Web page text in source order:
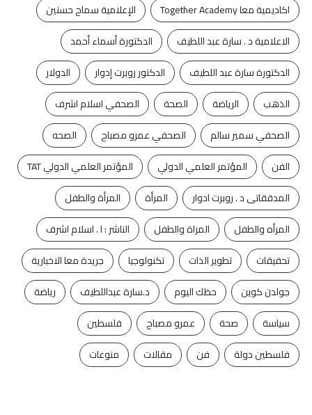
اكاديمية معا Together Academy
الإعلامية سماح حسنين
الاعلامية د . سارة عبد اللطيف
الدكتورة أسماء أحمد
الدكتورة سارة عبد اللطيف
الدكتور روبرت إدوار
الدولار
الذهب
الرياضة الصحة
الصحفي اسلام اشرف
الصحفي سمير سالم
الصحفي عمرو مصباح
الصحه
الفن
المؤتمر العلمي الدولي
المؤتمر العلمي الدولي TAT
المدققاتى د . روبرت ادوار
المرأة
المرأة والطفل
المرأه والطفل
المراة والطفل
الناشر : ا . اسلام اشرف
تحقيقات
تطوير الذات تكنولوجيا
جريدة معا الاخبارية
جولدن كوين
حظك اليوم د.سارة عبداللطيف
رياضة
سياسة
صحة عمرو مصباح
فلسطين
فلسطين دولة
فن مقالات منوعات